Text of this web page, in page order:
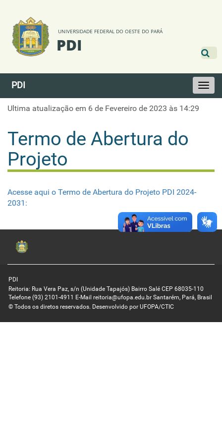
UNIVERSIDADE FEDERAL DO OESTE DO PARÁ
PDI
Toggle
PDI
Ultima atualização em 6 de Fevereiro de 2023 às 14:29
Termo de Abertura do
Projeto
Acesse aqui o Termo de Abertura do Projeto PDI 2024-
2031:
PDI
Reitoria: Rua Vera Paz, s/n (Unidade Tapajós) Bairro Salé CEP 68035-110
Telefone (93) 2101-4911 E-Mail reitoria@ufopa.edu.br Santarém, Pará, Brasil
© Todos os diretos reservados. Desenvolvido por UFOPA/CTIC